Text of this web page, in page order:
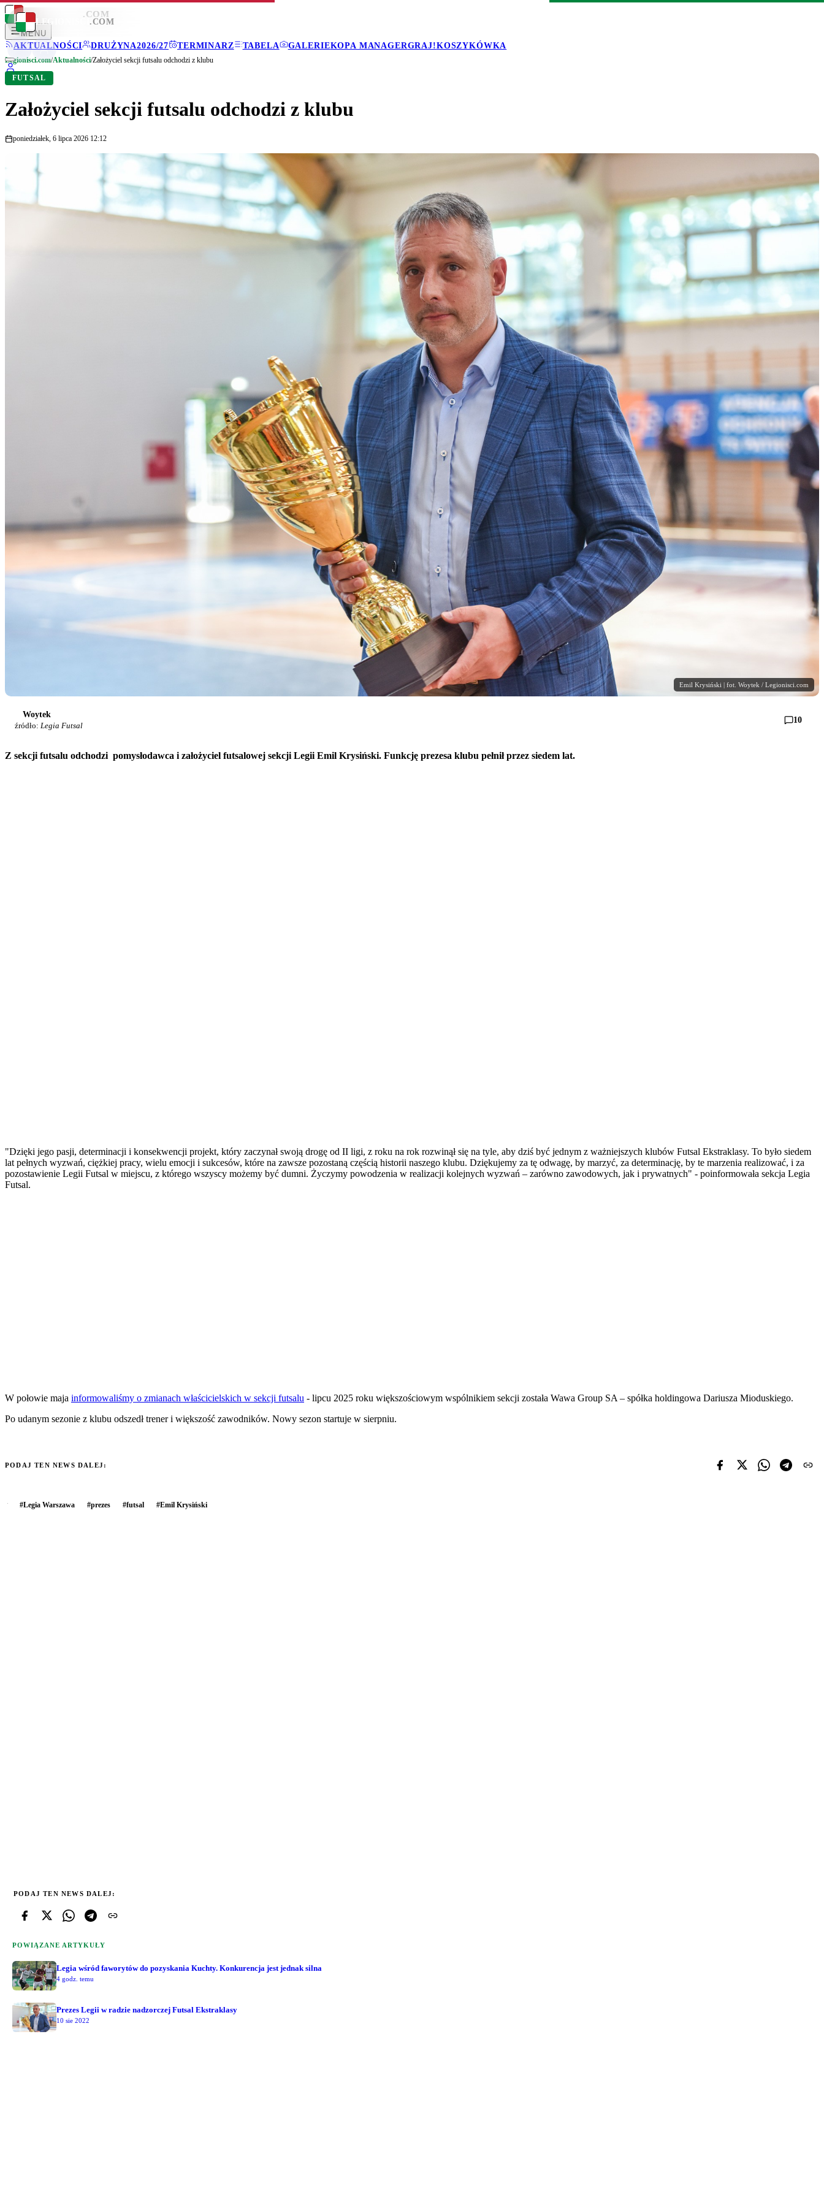
LEGIONISCI .COM
MENU
AKTUALNOŚCI
DRUŻYNA2026/27 TERMINARZ TABELA GALERIEKOPA MANAGERGRAJ!KOSZYKÓWKA
LEGIONISCI .COM
Legionisci.com/Aktualności/Założyciel sekcji futsalu odchodzi z klubu
FUTSAL
Założyciel sekcji futsalu odchodzi z klubu
poniedziałek, 6 lipca 2026 12:12
Emil Krysiński | fot. Woytek / Legionisci.com
Woytek
źródło: Legia Futsal
10
Z sekcji futsalu odchodzi pomysłodawca i założyciel futsalowej sekcji Legii Emil Krysiński. Funkcję prezesa klubu pełnił przez siedem lat.
"Dzięki jego pasji, determinacji i konsekwencji projekt, który zaczynał swoją drogę od II ligi, z roku na rok rozwinął się na tyle, aby dziś być jednym z ważniejszych klubów Futsal Ekstraklasy. To było siedem
lat pełnych wyzwań, ciężkiej pracy, wielu emocji i sukcesów, które na zawsze pozostaną częścią historii naszego klubu. Dziękujemy za tę odwagę, by marzyć, za determinację, by te marzenia realizować, i za
pozostawienie Legii Futsal w miejscu, z którego wszyscy możemy być dumni. Życzymy powodzenia w realizacji kolejnych wyzwań – zarówno zawodowych, jak i prywatnych" - poinformowała sekcja Legia
Futsal.
W połowie maja informowaliśmy o zmianach właścicielskich w sekcji futsalu - lipcu 2025 roku większościowym wspólnikiem sekcji została Wawa Group SA – spółka holdingowa Dariusza Mioduskiego.
Po udanym sezonie z klubu odszedł trener i większość zawodników. Nowy sezon startuje w sierpniu.
PODAJ TEN NEWS DALEJ:
#Legia Warszawa #prezes #futsal #Emil Krysiński
PODAJ TEN NEWS DALEJ:
POWIĄZANE ARTYKUŁY
Legia wśród faworytów do pozyskania Kuchty. Konkurencja jest jednak silna
4 godz. temu
Prezes Legii w radzie nadzorczej Futsal Ekstraklasy
10 sie 2022